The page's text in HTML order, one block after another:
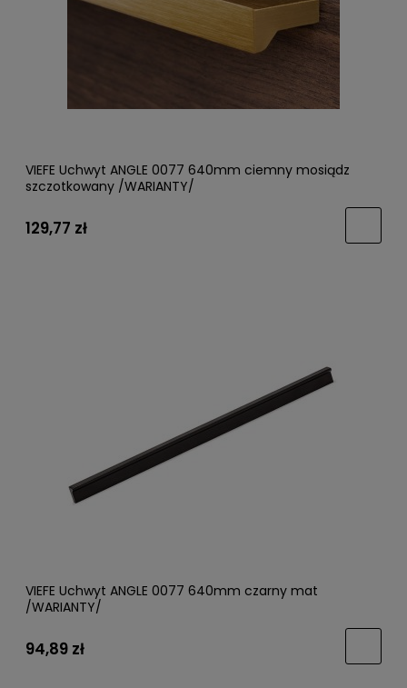
VIEFE Uchwyt ANGLE 0077 640mm ciemny mosiądz
szczotkowany /WARIANTY/
129,77 zł
VIEFE Uchwyt ANGLE 0077 640mm czarny mat
/WARIANTY/
94,89 zł